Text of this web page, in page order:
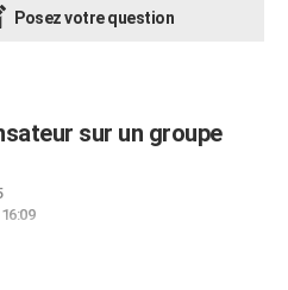
Posez votre question
sur un groupe